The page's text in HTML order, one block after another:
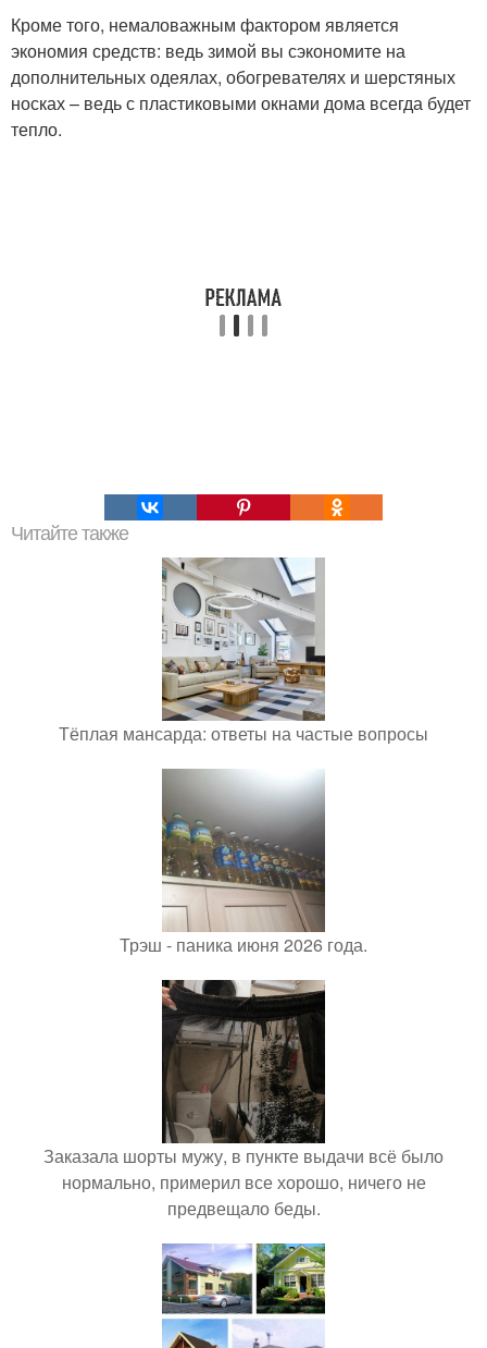
Кроме того, немаловажным фактором является
экономия средств: ведь зимой вы сэкономите на
дополнительных одеялах, обогревателях и шерстяных
носках – ведь с пластиковыми окнами дома всегда будет
тепло.
Читайте также
Тёплая мансарда: ответы на частые вопросы
Трэш - паника июня 2026 года.
Заказала шорты мужу, в пункте выдачи всё было
нормально, примерил все хорошо, ничего не
предвещало беды.